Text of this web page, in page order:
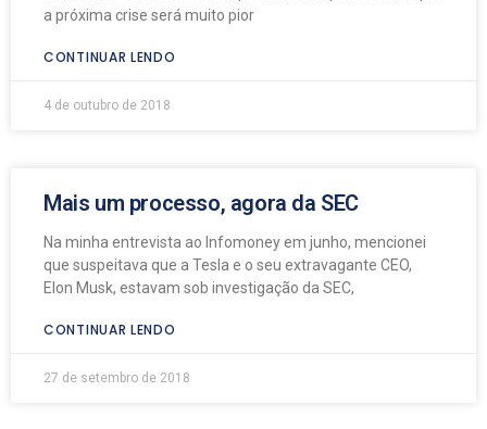
a próxima crise será muito pior
CONTINUAR LENDO
4 de outubro de 2018
Mais um processo, agora da SEC
Na minha entrevista ao Infomoney em junho, mencionei
que suspeitava que a Tesla e o seu extravagante CEO,
Elon Musk, estavam sob investigação da SEC,
CONTINUAR LENDO
27 de setembro de 2018